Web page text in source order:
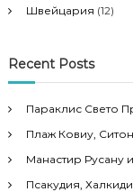
Швейцария (12)
Recent Posts
Параклис Свето
Плаж Ковиу,
Манастир Русану
Псакудия,